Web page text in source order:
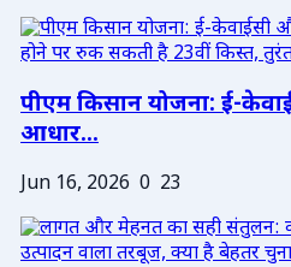
पीएम किसान योजना: ई-
आधार...
Jun 16, 2026 0 23